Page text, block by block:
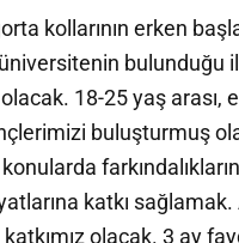
kollarının erken
bulunduğu
18-25 yaş arası,
buluşturmuş
katkı
olacak. 3 ay